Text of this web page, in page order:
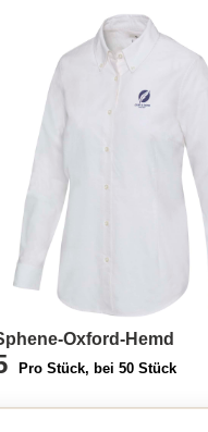
Oxford-Hemd
Pro Stück, bei 50 Stück